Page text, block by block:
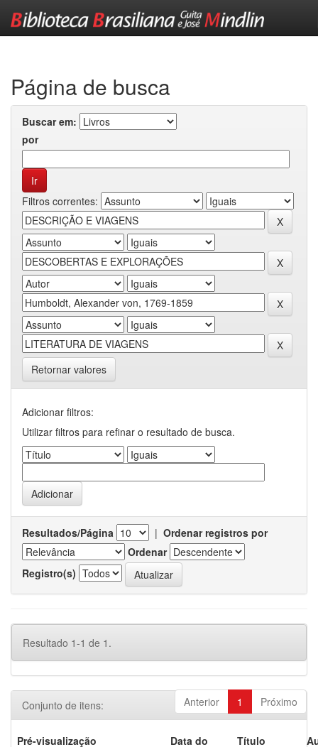
Página de busca
Buscar em:
por
Filtros correntes:
Retornar valores
Adicionar filtros:
Utilizar filtros para refinar o resultado de busca.
Resultados/Página | Ordenar registros por
Ordenar
Registro(s)
Resultado 1-1 de 1.
Anterior 1 Próximo
Conjunto de itens:
Pré-visualização
Data do
Título